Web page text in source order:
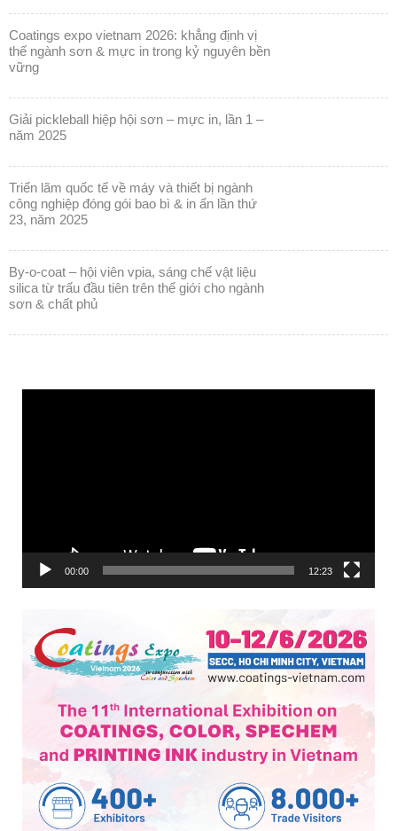
coatings expo vietnam 2026: khẳng định vị
thế ngành sơn & mực in trong kỷ nguyên bền
vững
giải pickleball hiệp hội sơn – mực in, lần 1 –
năm 2025
triển lãm quốc tế về máy và thiết bị ngành
công nghiệp đóng gói bao bì & in ấn lần thứ
23, năm 2025
by-o-coat – hội viên vpia, sáng chế vật liệu
silica từ trấu đầu tiên trên thế giới cho ngành
sơn & chất phủ
00:00 12:23